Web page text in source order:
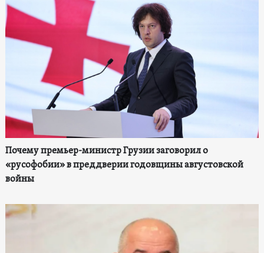
Почему премьер-министр Грузии заговорил о
«русофобии» в преддверии годовщины августовской
войны